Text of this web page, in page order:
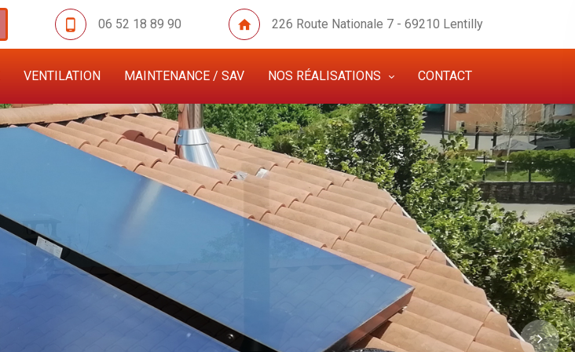
06 52 18 89 90 226 Route Nationale 7 - 69210 Lentilly
VENTILATION MAINTENANCE / SAV NOS RÉALISATIONS CONTACT